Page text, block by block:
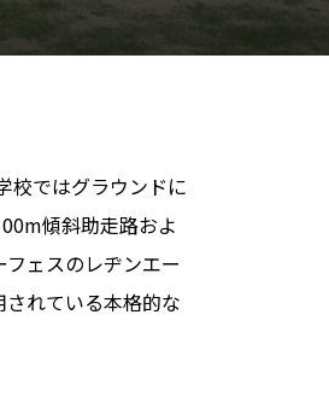
校ではグラウンドに
傾斜助走路およ
ェスのレヂンエー
れている本格的な